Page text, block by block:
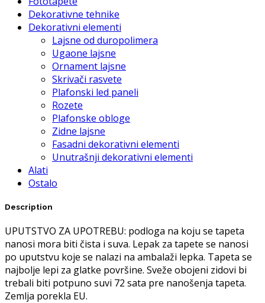
Dekorativne tehnike
Dekorativni elementi
Lajsne od duropolimera
Ugaone lajsne
Ornament lajsne
Skrivači rasvete
Plafonski led paneli
Rozete
Plafonske obloge
Zidne lajsne
Fasadni dekorativni elementi
Unutrašnji dekorativni elementi
Alati
Ostalo
Description
UPUTSTVO ZA UPOTREBU: podloga na koju se tapeta
nanosi mora biti čista i suva. Lepak za tapete se nanosi
po uputstvu koje se nalazi na ambalaži lepka. Tapeta se
najbolje lepi za glatke površine. Sveže obojeni zidovi bi
trebali biti potpuno suvi 72 sata pre nanošenja tapeta.
Zemlja porekla EU.